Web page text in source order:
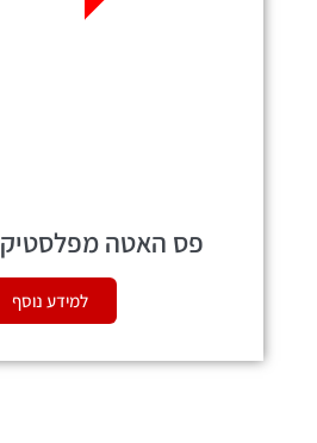
פס האטה מפלסטיק 30 קמ"ש
למידע נוסף